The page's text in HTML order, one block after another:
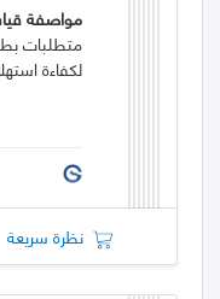
مواصفة
متطلبات
لكفاءة
نظرة سريعة